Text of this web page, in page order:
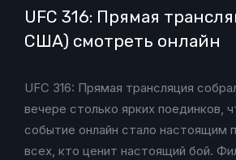
UFC 316: Прямая
США) смотреть онлайн
UFC 316: Прямая трансляция
вечере столько ярких поединков,
событие онлайн стало настоящим
всех, кто ценит настоящий бой.